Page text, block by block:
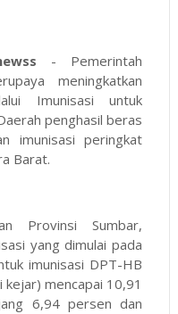
- Pemerintah
meningkatkan
Imunisasi untuk
penghasil beras
imunisasi peringkat
Barat.
Provinsi Sumbar,
yang dimulai pada
imunisasi DPT-HB
mencapai 10,91
6,94 persen dan